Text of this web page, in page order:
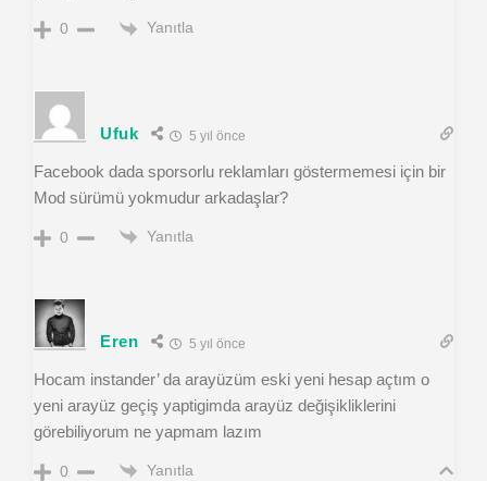
0 Yanıtla
Ufuk 5 yıl önce
Facebook dada sporsorlu reklamları göstermemesi için bir
Mod sürümü yokmudur arkadaşlar?
0 Yanıtla
Eren 5 yıl önce
Hocam instander’ da arayüzüm eski yeni hesap açtım o
yeni arayüz geçiş yaptigimda arayüz değişikliklerini
görebiliyorum ne yapmam lazım
0 Yanıtla